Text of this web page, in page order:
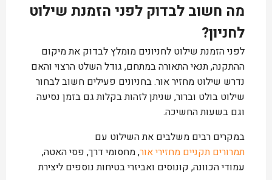
מה חשוב לבדוק לפני הזמנת שילוט
לחניון?
לפני הזמנת שילוט לחניונים מומלץ לבדוק את מיקום
ההתקנה, תנאי התאורה במתחם, גודל השלט הרצוי והאם
נדרש שילוט מחזיר אור. בחניונים פעילים חשוב לבחור
שילוט בולט וברור, שניתן לזהות בקלות גם בזמן נסיעה
וגם בשעות החשיכה.
במקרים רבים משלבים את השילוט עם
תמרורים תקניים מחזירי אור, מחסומי דרך, פסי האטה,
עמודי הכוונה, קונוסים ואביזרי בטיחות נוספים ליצירת